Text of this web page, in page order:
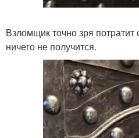
Взломщик точно зря
ничего не получится.